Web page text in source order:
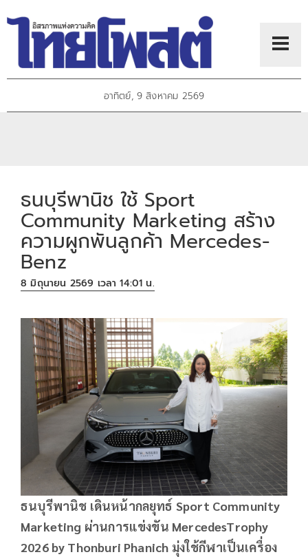
อาทิตย์, 9 สิงหาคม 2569
ธนบุรีพานิช ใช้ Sport
Community Marketing สร้าง
ความผูกพันลูกค้า Mercedes-
Benz
8 มิถุนายน 2569 เวลา 14:01 น.
ธนบุรีพานิช เดินหน้ากลยุทธ์ Sport Community
Marketing ผ่านการแข่งขัน MercedesTrophy
2026 by Thonburi Phanich มุ่งใช้กีฬาเป็นเครื่อง